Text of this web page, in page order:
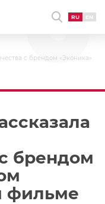
RU EN
с брендом «Эконика»
брендом
фильме